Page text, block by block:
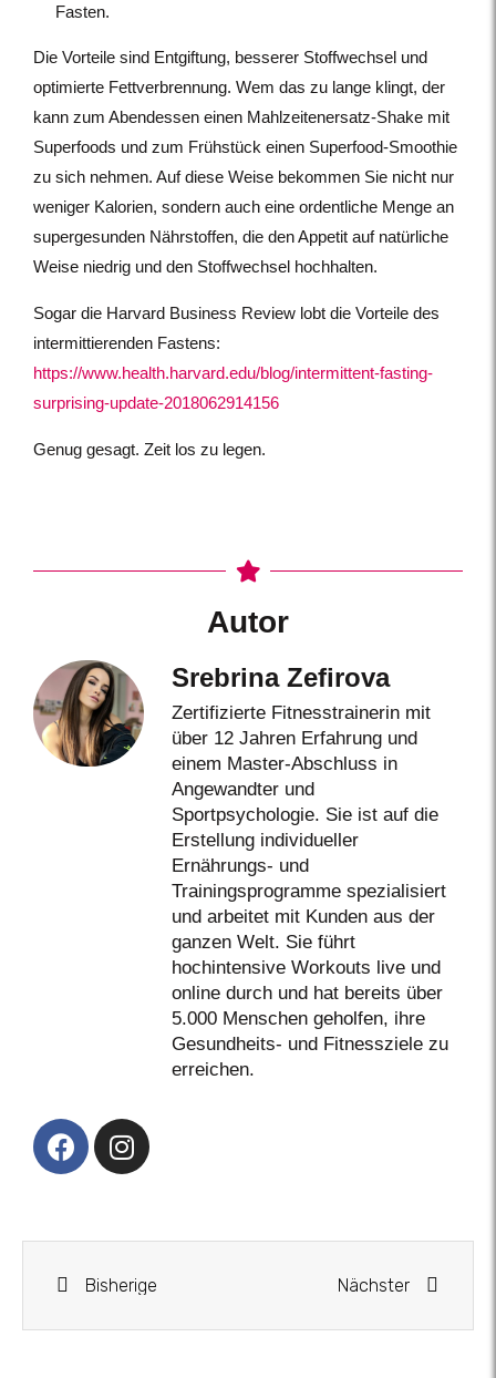
Fasten.
Die Vorteile sind Entgiftung, besserer Stoffwechsel und
optimierte Fettverbrennung. Wem das zu lange klingt, der
kann zum Abendessen einen Mahlzeitenersatz-Shake mit
Superfoods und zum Frühstück einen Superfood-Smoothie
zu sich nehmen. Auf diese Weise bekommen Sie nicht nur
weniger Kalorien, sondern auch eine ordentliche Menge an
supergesunden Nährstoffen, die den Appetit auf natürliche
Weise niedrig und den Stoffwechsel hochhalten.
Sogar die Harvard Business Review lobt die Vorteile des
intermittierenden Fastens:
https://www.health.harvard.edu/blog/intermittent-fasting-
surprising-update-2018062914156
Genug gesagt. Zeit los zu legen.
Autor
Srebrina Zefirova
Zertifizierte Fitnesstrainerin mit
über 12 Jahren Erfahrung und
einem Master-Abschluss in
Angewandter und
Sportpsychologie. Sie ist auf die
Erstellung individueller
Ernährungs- und
Trainingsprogramme spezialisiert
und arbeitet mit Kunden aus der
ganzen Welt. Sie führt
hochintensive Workouts live und
online durch und hat bereits über
5.000 Menschen geholfen, ihre
Gesundheits- und Fitnessziele zu
erreichen.
Bisherige Nächster